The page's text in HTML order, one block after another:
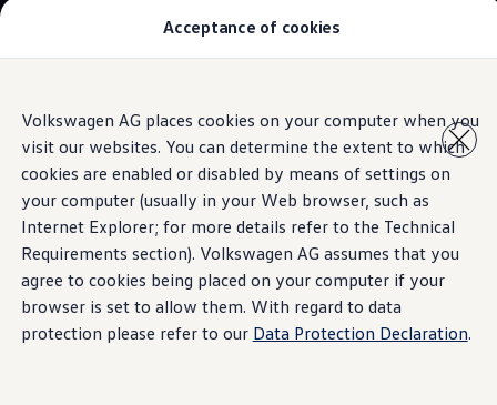
Acceptance of cookies
Volkswagen AG places cookies on your computer when you
visit our websites. You can determine the extent to which
cookies are enabled or disabled by means of settings on
your computer (usually in your Web browser, such as
Internet Explorer; for more details refer to the Technical
Requirements section). Volkswagen AG assumes that you
agree to cookies being placed on your computer if your
browser is set to allow them. With regard to data
protection please refer to our Data Protection Declaration.
contenido
principal
a pie
de
página
Modelos y Concesionarios
Contáctanos
Marca y Experiencia
Volkswagen Honduras
Latin NCAP
Espacio Exclusivo para Prensa
Tengo un Volkswagen
Manuales Volkswagen
Noticias
Information
Control de apps desde
el radio